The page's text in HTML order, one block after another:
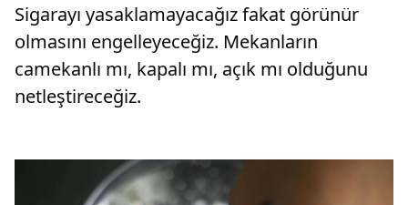
Sigarayı yasaklamayacağız fakat görünür
olmasını engelleyeceğiz. Mekanların
camekanlı mı, kapalı mı, açık mı olduğunu
netleştireceğiz.